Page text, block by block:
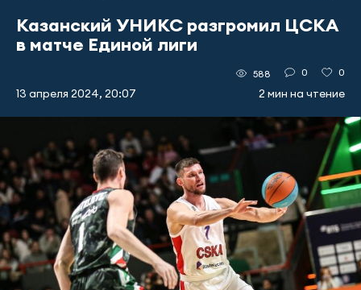
Казанский УНИКС разгромил ЦСКА
в матче Единой лиги
13 апреля 2024, 20:07
588 0 0
2 мин на чтение